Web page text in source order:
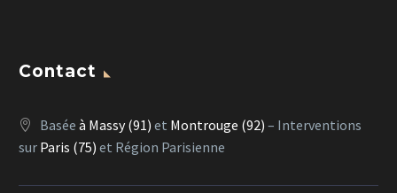
Contact
Basée à Massy (91) et Montrouge (92) – Interventions
sur Paris (75) et Région Parisienne